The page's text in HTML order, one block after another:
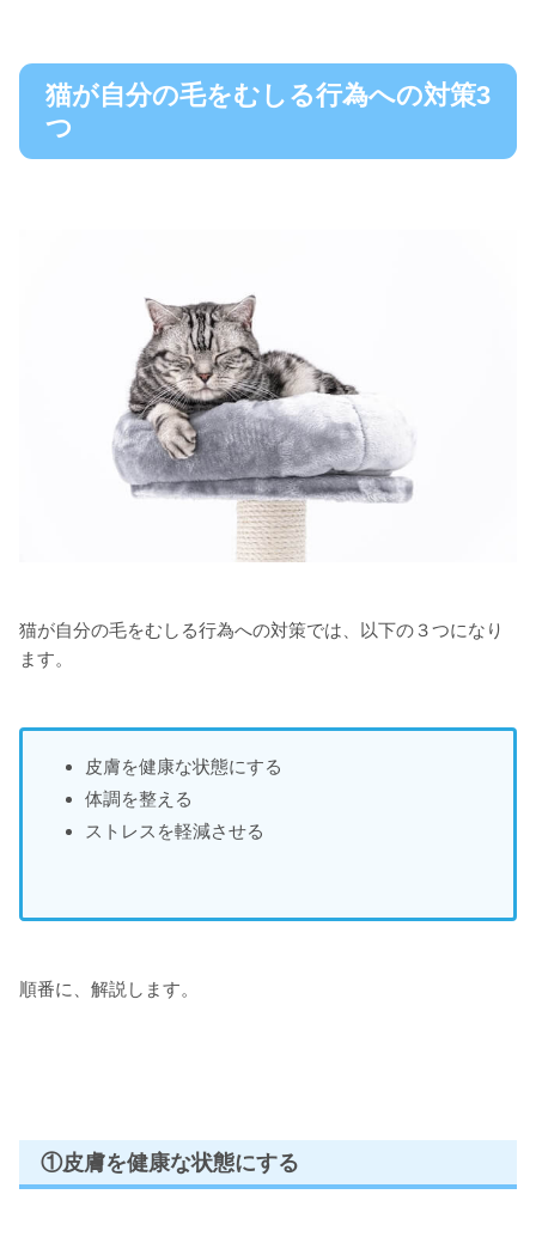
猫が自分の毛をむしる行為への対策3
つ
猫が自分の毛をむしる行為への対策では、以下の３つになり
ます。
皮膚を健康な状態にする
体調を整える
ストレスを軽減させる
順番に、解説します。
①皮膚を健康な状態にする